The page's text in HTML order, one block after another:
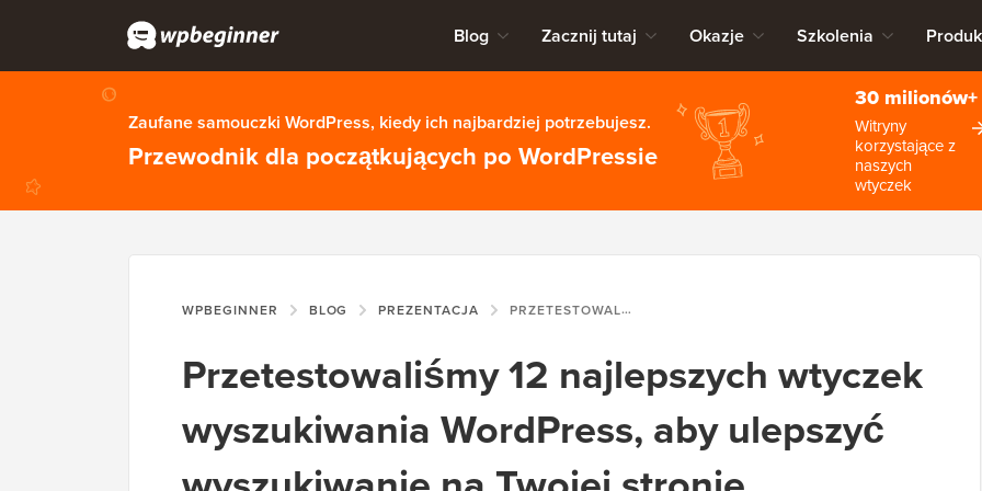
Blog Zacznij tutaj Okazje Szkolenia
Zaufane samouczki WordPress, kiedy ich najbardziej potrzebujesz.
Przewodnik dla początkujących po WordPressie
30 milionów+
Witryny
korzystające z
naszych
wtyczek
WPBEGINNER BLOG PREZENTACJA PRZETESTOWALIŚMY 12 NAJLEPSZYCH WTYCZEK WYSZUKIWANIA WORDPRESS, ABY ULEPSZYĆ WYSZUKIWANIE NA TWOJEJ STRONIE
Przetestowaliśmy 12 najlepszych wtyczek
wyszukiwania WordPress, aby ulepszyć